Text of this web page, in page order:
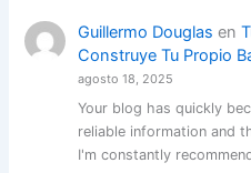
Guillermo Douglas en
Construye Tu Propio
agosto 18, 2025
Your blog has quickly
reliable information and
I'm constantly